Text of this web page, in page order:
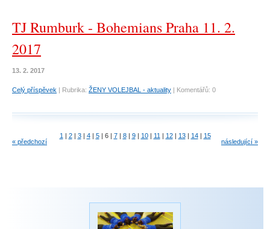
TJ Rumburk - Bohemians Praha 11. 2.
2017
13. 2. 2017
Celý příspěvek | Rubrika: ŽENY VOLEJBAL - aktuality | Komentářů: 0
« předchozí
1 | 2 | 3 | 4 | 5 | 6 | 7 | 8 | 9 | 10 | 11 | 12 | 13 | 14 | 15
následující »